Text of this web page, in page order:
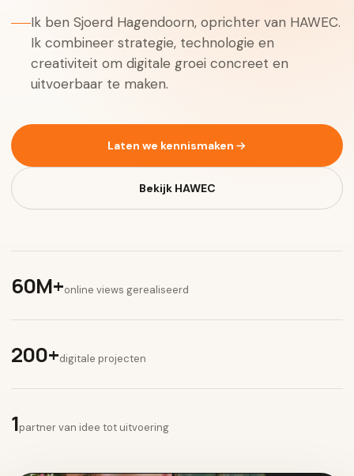
Ik ben Sjoerd Hagendoorn, oprichter van HAWEC.
Ik combineer strategie, technologie en
creativiteit om digitale groei concreet en
uitvoerbaar te maken.
Laten we kennismaken
Bekijk HAWEC
60M+online views gerealiseerd
200+digitale projecten
1partner van idee tot uitvoering